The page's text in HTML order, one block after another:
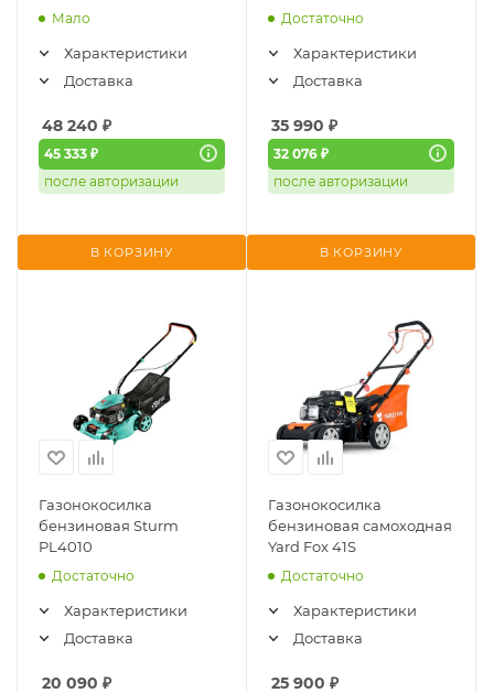
(самоходная,
Мало
Характеристики
Доставка
48 240 ₽
45 333 ₽
после авторизации
В КОРЗИНУ
Достаточно
Характеристики
Доставка
35 990 ₽
32 076 ₽
после авторизации
В КОРЗИНУ
Газонокосилка
бензиновая Sturm
PL4010
Достаточно
Характеристики
Доставка
20 090 ₽
Газонокосилка
бензиновая самоходная
Yard Fox 41S
Достаточно
Характеристики
Доставка
25 900 ₽